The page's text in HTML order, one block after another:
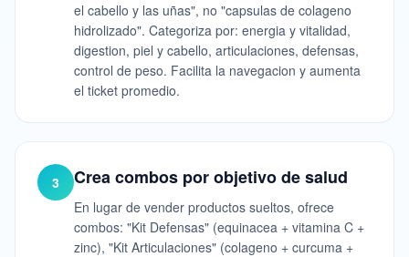
el cabello y las uñas", no "capsulas de colageno
hidrolizado". Categoriza por: energia y vitalidad,
digestion, piel y cabello, articulaciones, defensas,
control de peso. Facilita la navegacion y aumenta
el ticket promedio.
3 Crea combos por objetivo de salud
En lugar de vender productos sueltos, ofrece
combos: "Kit Defensas" (equinacea + vitamina C +
zinc), "Kit Articulaciones" (colageno + curcuma +